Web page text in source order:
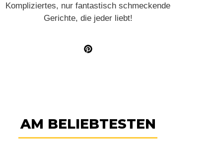
Kompliziertes, nur fantastisch schmeckende
Gerichte, die jeder liebt!
AM BELIEBTESTEN